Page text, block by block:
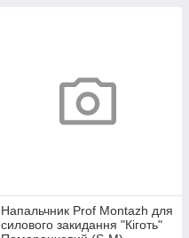
Напальчник Prof Montazh для
силового закидання "Кіготь"